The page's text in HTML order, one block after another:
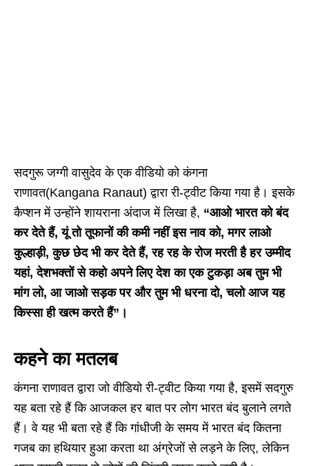
सदगुरू जग्गी वासुदेव के एक वीडियो को कंगना
राणावत(Kangana Ranaut) द्वारा री-ट्वीट किया गया है। इसके
कैप्शन में उन्होंने शायराना अंदाज में लिखा है, “आओ भारत को बंद
कर देते हैं, यूं तो तूफानों की कमी नहीं इस नाव को, मगर लाओ
कुल्हाड़ी, कुछ छेद भी कर देते हैं, रह रह के रोज मरती है हर उम्मीद
यहां, देशभक्तों से कहो अपने लिए देश का एक टुकड़ा अब तुम भी
मांग लो, आ जाओ सड़क पर और तुम भी धरना दो, चलो आज यह
किस्सा ही खत्म करते हैं”।
कहने का मतलब
कंगना राणावत द्वारा जो वीडियो री-ट्वीट किया गया है, इसमें सदगुरु
यह बता रहे हैं कि आजकल हर बात पर लोग भारत बंद बुलाने लगते
हैं। वे यह भी बता रहे हैं कि गांधीजी के समय में भारत बंद कितना
गजब का हथियार हुआ करता था अंग्रेजों से लड़ने के लिए, लेकिन